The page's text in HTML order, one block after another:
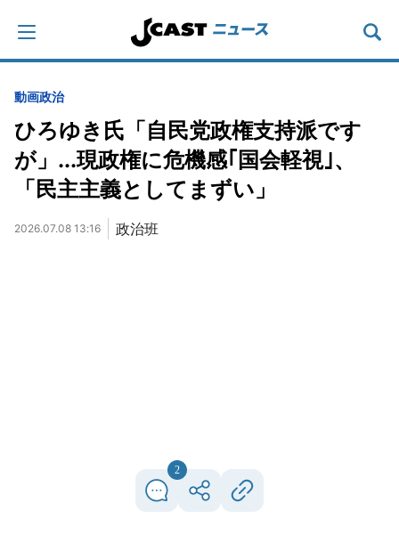
動画政治
ひろゆき氏「自民党政権支持派です
が」...現政権に危機感｢国会軽視｣、
「民主主義としてまずい」
2026.07.08 13:16 政治班
2